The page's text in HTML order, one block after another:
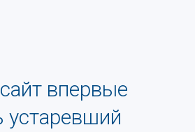
впервые
устаревший